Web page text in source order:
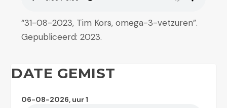
“31-08-2023, Tim Kors, omega-3-vetzuren”.
Gepubliceerd: 2023.
DATE GEMIST
06-08-2026, uur 1